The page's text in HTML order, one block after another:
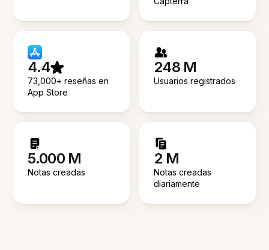
4.4
73,000+ reseñas en
App Store
248 M
Usuarios registrados
5.000 M
Notas creadas
2 M
Notas creadas
diariamente